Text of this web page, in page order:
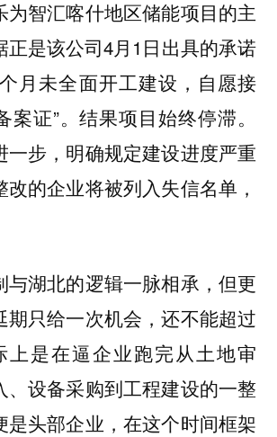
为智汇喀什地区储能项目的主
正是该公司4月1日出具的承诺
月未全面开工建设，自愿接
案证”。结果项目始终停滞。
一步，明确规定建设进度严重
的企业将被列入失信名单，
与湖北的逻辑一脉相承，但更
期只给一次机会，还不能超过
上是在逼企业跑完从土地审
、设备采购到工程建设的一整
是头部企业，在这个时间框架